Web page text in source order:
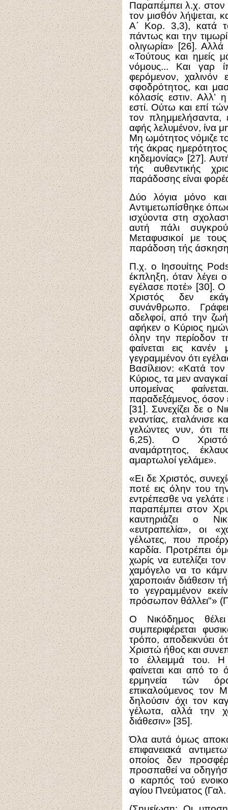
Παραπέμπει λ.χ.
τον μισθόν λήψεται,
Α΄ Κορ. 3,3), κατά
πάντως και την
ολιγωρία» [26]. Αλλά
«Τούτους και ημείς
νόμους... Και γαρ
φερόμενον, χαλινόν
σφοδρότητος, και
κόλασίς εστιν. Αλλ’
εστί. Ούτω και επί
τον
αφής λελυμένον, ίνα
Μη ωμότητος νόμιζε
τής άκρας ημερότητος
κηδεμονίας» [27].
τής αυθεντικής
παράδοσης είναι
Δύο λόγια μόνο
Αντιμετωπίσθηκε
ισχύοντα στη
αυτή πάλι
Μεταφυσικοί με
παράδοση τής
Π.χ. ο Ιησουίτης
έκπληξη, όταν λέγει
εγέλασε ποτέ» [30].
Χριστός δεν
συνάνθρωπο.
αδελφοί, από την
αφήκεν ο Κύριος ημών
όλην την περίοδον
φαίνεται εις
γεγραμμένον ότι
Βασίλειον: «Κατά
Κύριος, τα μεν
υπομείνας
παραδεξάμενος, όσον
[31]. Συνεχίζει δε ο
εναντίας, εταλάνισε
γελώντες νυν, ότι
6,25). Ο
αναμάρτητος,
αμαρτωλοί γελάμε».
«Ει δε Χριστός,
ποτέ εις όλην του
εντρέπεσθε να
παραπέμπει στον
καυτηριάζει ο
«ευτραπελία», οι
γέλωτες, που
καρδία. Προτρέπει
χωρίς να ευτελίζει
χαμόγελο να το
χαροποιάν διάθεσιν
το γεγραμμένον
πρόσωπον θάλλει"»
Ο Νικόδημος
συμπεριφέρεται
τρόπο, αποδεικνύει
Χριστώ ήθος και
το έλλειμμά του. Η
φαίνεται και από το
ερμηνεία τών
επικαλούμενος τον
δηλούσιν όχι τον
γέλωτα, αλλά την
διάθεσιν» [35].
Όλα αυτά όμως
επιφανειακά
οποίος δεν
προσπαθεί να
ο καρπός τού
αγίου Πνεύματος